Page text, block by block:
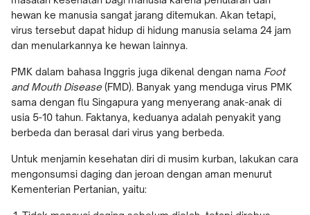
hewan ke manusia sangat jarang ditemukan. Akan tetapi,
virus tersebut dapat hidup di hidung manusia selama 24 jam
dan menularkannya ke hewan lainnya.
PMK dalam bahasa Inggris juga dikenal dengan nama Foot
and Mouth Disease(FMD). Banyak yang menduga virus PMK
sama dengan flu Singapura yang menyerang anak-anak di
usia 5-10 tahun. Faktanya, keduanya adalah penyakit yang
berbeda dan berasal dari virus yang berbeda.
Untuk menjamin kesehatan diri di musim kurban, lakukan cara
mengonsumsi daging dan jeroan dengan aman menurut
Kementerian Pertanian, yaitu: